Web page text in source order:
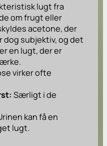
lugt fra
om frugt eller
acetone, der
dog subjektiv, og det
en lugt, der er
virker ofte
Særligt i de
kan få en
lugt.